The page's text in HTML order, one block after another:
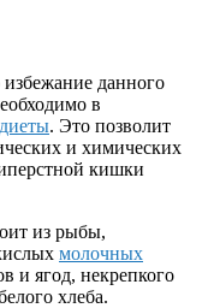
данного
в
диеты. Это позволит
и химических
кишки
из рыбы,
молочных
и ягод, некрепкого
хлеба.